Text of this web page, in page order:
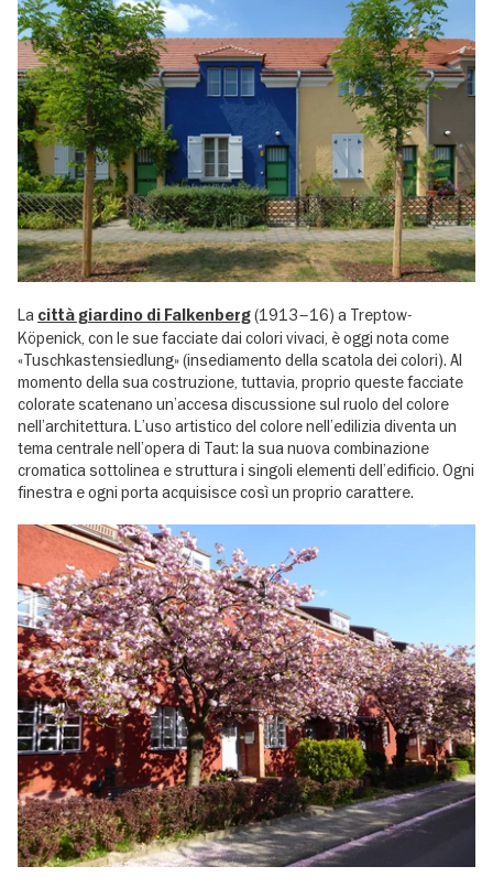
La città giardino di Falkenberg(1913–16) a Treptow-
Köpenick, con le sue facciate dai colori vivaci, è oggi nota come
«Tuschkastensiedlung» (insediamento della scatola dei colori). Al
momento della sua costruzione, tuttavia, proprio queste facciate
colorate scatenano un’accesa discussione sul ruolo del colore
nell’architettura. L’uso artistico del colore nell’edilizia diventa un
tema centrale nell’opera di Taut: la sua nuova combinazione
cromatica sottolinea e struttura i singoli elementi dell’edificio. Ogni
finestra e ogni porta acquisisce così un proprio carattere.